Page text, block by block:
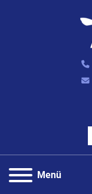
Menü